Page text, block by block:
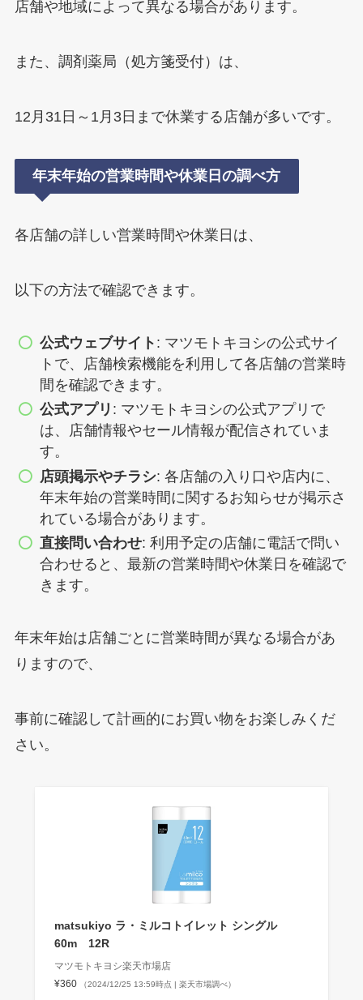
店舗や地域によって異なる場合があります。
また、調剤薬局（処方箋受付）は、
12月31日～1月3日まで休業する店舗が多いです。
年末年始の営業時間や休業日の調べ方
各店舗の詳しい営業時間や休業日は、
以下の方法で確認できます。
公式ウェブサイト : マツモトキヨシの公式サイ
トで、店舗検索機能を利用して各店舗の営業時
間を確認できます。
公式アプリ : マツモトキヨシの公式アプリで
は、店舗情報やセール情報が配信されていま
す。
店頭掲示やチラシ: 各店舗の入り口や店内に、
年末年始の営業時間に関するお知らせが掲示さ
れている場合があります。
直接問い合わせ: 利用予定の店舗に電話で問い
合わせると、最新の営業時間や休業日を確認で
きます。
年末年始は店舗ごとに営業時間が異なる場合があ
りますので、
事前に確認して計画的にお買い物をお楽しみくだ
さい。
matsukiyo ラ・ミルコトイレット シングル
60m 12R
マツモトキヨシ楽天市場店
¥360
（2024/12/25 13:59時点 | 楽天市場調べ）